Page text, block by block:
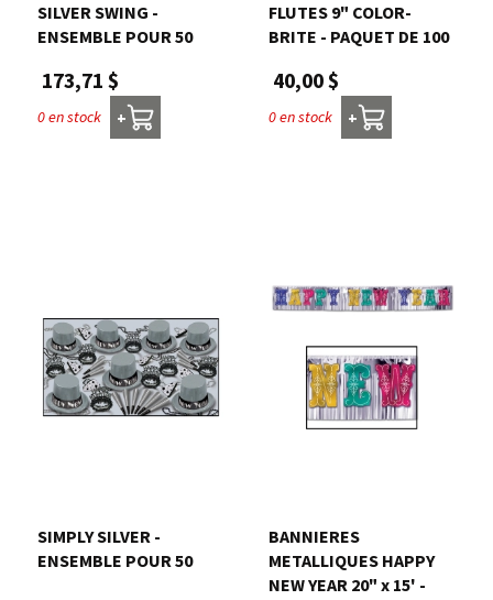
SILVER SWING -
ENSEMBLE POUR 50
173,71 $
0 en stock +
FLUTES 9" COLOR-
BRITE - PAQUET DE 100
40,00 $
0 en stock +
SIMPLY SILVER -
ENSEMBLE POUR 50
BANNIERES
METALLIQUES HAPPY
NEW YEAR 20" x 15' -